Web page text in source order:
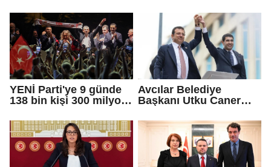
Çetinkaya Başkan
Vekili seçildi
öneriyoruz
YENİ Parti'ye 9 günde
138 bin kişi 300 milyon
Avcılar Belediye
Başkanı Utku Caner
kararı